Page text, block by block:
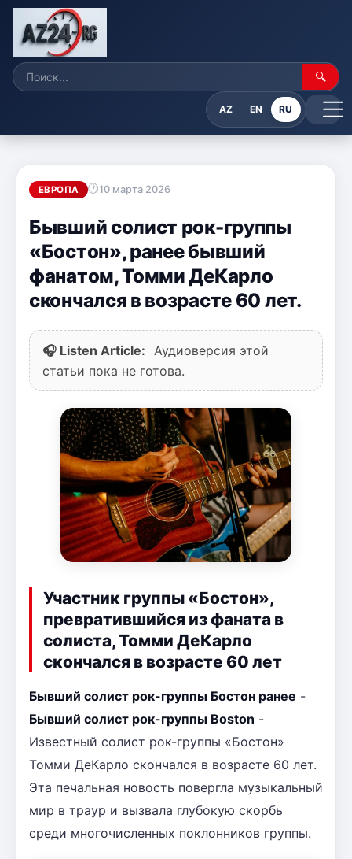
🔍
AZ EN RU
ЕВРОПА 10 марта 2026
Бывший солист рок-группы
«Бостон», ранее бывший
фанатом, Томми ДеКарло
скончался в возрасте 60 лет.
🎧 Listen Article:
Аудиоверсия этой
статьи пока не готова.
Участник группы «Бостон»,
превратившийся из фаната в
солиста, Томми ДеКарло
скончался в возрасте 60 лет
Бывший солист рок-группы Бостон ранее -
Бывший солист рок-группы Boston -
Известный солист рок-группы «Бостон»
Томми ДеКарло скончался в возрасте 60 лет.
Эта печальная новость повергла музыкальный
мир в траур и вызвала глубокую скорбь
среди многочисленных поклонников группы.